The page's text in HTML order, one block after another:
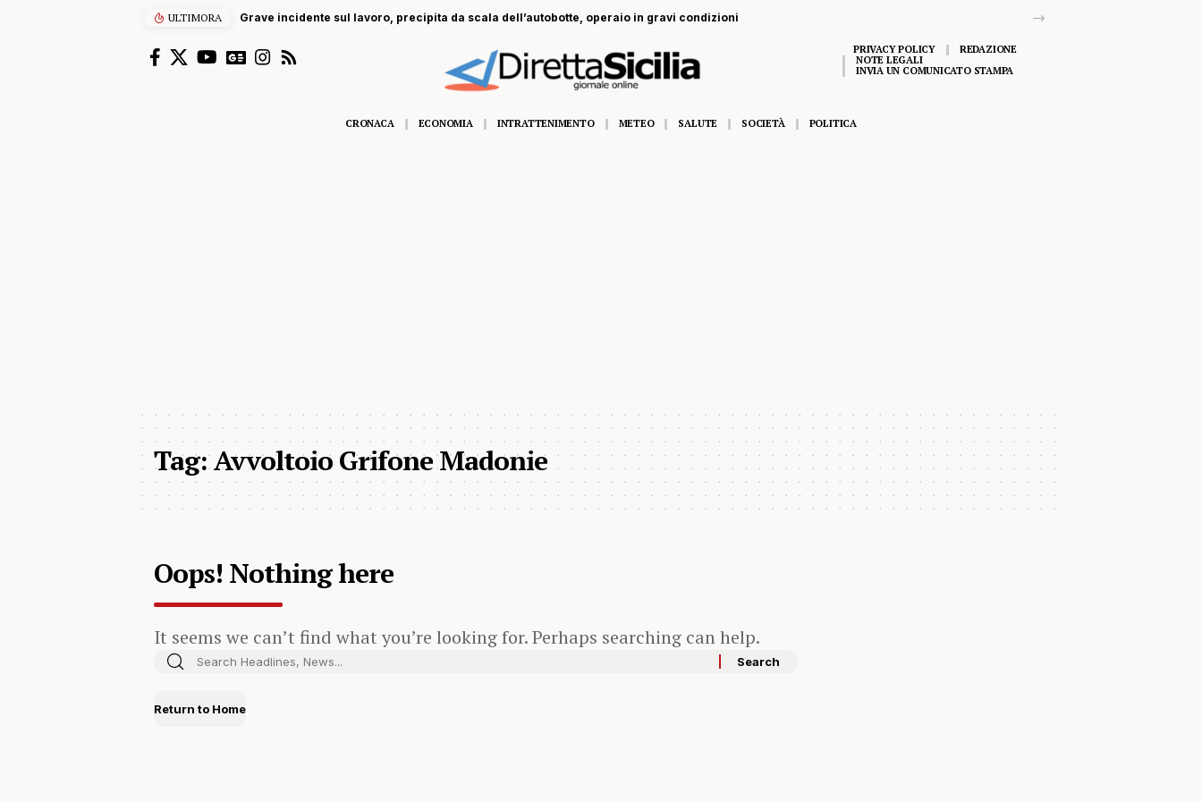
ULTIMORA Grave incidente sul lavoro, precipita da scala dell’autobotte, operaio in gravi condizioni
PRIVACY POLICY
REDAZIONE
NOTE LEGALI
INVIA UN COMUNICATO STAMPA
CRONACA ECONOMIA INTRATTENIMENTO METEO SALUTE SOCIETÀ POLITICA
Tag:Avvoltoio Grifone Madonie
Oops! Nothing here
It seems we can’t find what you’re looking for. Perhaps searching can help.
Return to Home